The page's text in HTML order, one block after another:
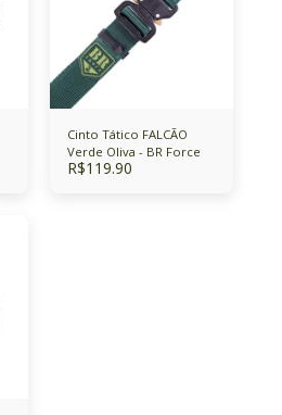
Cinto Tático FALCÃO
Verde Oliva - BR Force
R$119.90